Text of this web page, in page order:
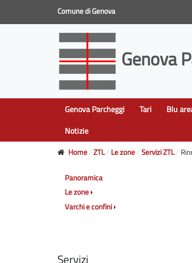
Comune di Genova
Genova
Genova Parcheggi Tari Blu
Notizie
Home ZTL Le zone Servizi ZTL
Panoramica
Le zone
Varchi e confini
Servizi